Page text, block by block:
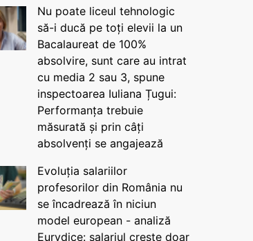
Nu poate liceul tehnologic
să-i ducă pe toți elevii la un
Bacalaureat de 100%
absolvire, sunt care au intrat
cu media 2 sau 3, spune
inspectoarea Iuliana Țugui:
Performanța trebuie
măsurată și prin câți
absolvenți se angajează
Evoluția salariilor
profesorilor din România nu
se încadrează în niciun
model european - analiză
Eurydice: salariul crește doar